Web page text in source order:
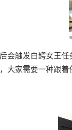
会触发白鳄女王
大家需要一种跟